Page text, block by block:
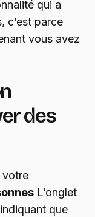
qui a
c’est parce
vous avez
des
votre
L’onglet
que